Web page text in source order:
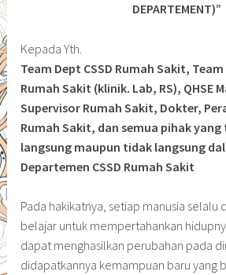
DEPARTEMENT)”
Kepada Yth.
Team Dept CSSD Rumah Sakit,
Rumah Sakit (klinik. Lab, RS), QHSE
Supervisor Rumah Sakit, Dokter,
Rumah Sakit, dan semua pihak
langsung maupun tidak langsung
Departemen CSSD Rumah Sakit
Pada hakikatnya, setiap manusia selalu
belajar untuk mempertahankan
dapat menghasilkan perubahan pada
didapatkannya kemampuan baru yang